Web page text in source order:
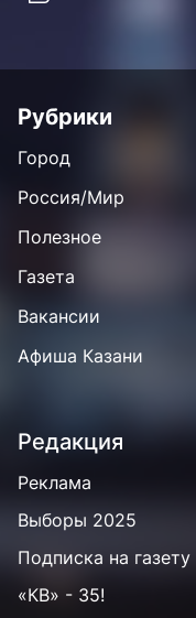
Рубрики
Город
Россия/Мир
Полезное
Газета
Вакансии
Афиша Казани
Редакция
Реклама
Выборы 2025
Подписка на газету
«КВ» - 35!